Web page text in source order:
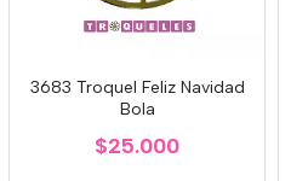
3683 Troquel Feliz Navidad
Bola
$25.000